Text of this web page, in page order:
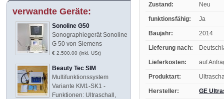
Zustand: Neu
funktionsfähig: Ja
Baujahr: 2014
Lieferung nach:
Lieferkosten: auf
Produktart:
Hersteller: GE
verwandte Geräte:
Sonoline G50
Sonographiegerät Sonoline
G 50 von Siemens
€ 2.500,00 (inkl. USt)
Beauty Tec SIM
Multifunktionssystem
Variante KM1-SK1 -
Funktionen: Ultraschall,